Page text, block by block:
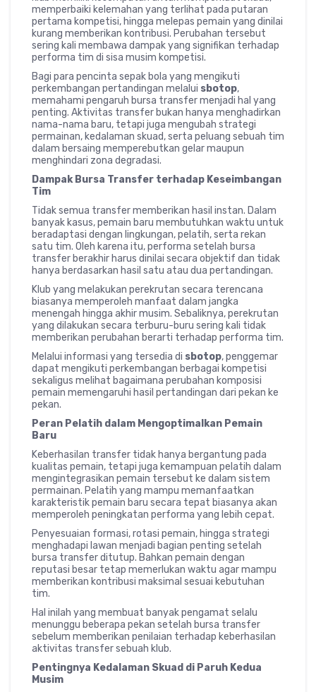
memperbaiki kelemahan yang terlihat pada putaran
pertama kompetisi, hingga melepas pemain yang dinilai
kurang memberikan kontribusi. Perubahan tersebut
sering kali membawa dampak yang signifikan terhadap
performa tim di sisa musim kompetisi.
Bagi para pencinta sepak bola yang mengikuti
perkembangan pertandingan melalui sbotop,
memahami pengaruh bursa transfer menjadi hal yang
penting. Aktivitas transfer bukan hanya menghadirkan
nama-nama baru, tetapi juga mengubah strategi
permainan, kedalaman skuad, serta peluang sebuah tim
dalam bersaing memperebutkan gelar maupun
menghindari zona degradasi.
Dampak Bursa Transfer terhadap Keseimbangan
Tim
Tidak semua transfer memberikan hasil instan. Dalam
banyak kasus, pemain baru membutuhkan waktu untuk
beradaptasi dengan lingkungan, pelatih, serta rekan
satu tim. Oleh karena itu, performa setelah bursa
transfer berakhir harus dinilai secara objektif dan tidak
hanya berdasarkan hasil satu atau dua pertandingan.
Klub yang melakukan perekrutan secara terencana
biasanya memperoleh manfaat dalam jangka
menengah hingga akhir musim. Sebaliknya, perekrutan
yang dilakukan secara terburu-buru sering kali tidak
memberikan perubahan berarti terhadap performa tim.
Melalui informasi yang tersedia di sbotop, penggemar
dapat mengikuti perkembangan berbagai kompetisi
sekaligus melihat bagaimana perubahan komposisi
pemain memengaruhi hasil pertandingan dari pekan ke
pekan.
Peran Pelatih dalam Mengoptimalkan Pemain
Baru
Keberhasilan transfer tidak hanya bergantung pada
kualitas pemain, tetapi juga kemampuan pelatih dalam
mengintegrasikan pemain tersebut ke dalam sistem
permainan. Pelatih yang mampu memanfaatkan
karakteristik pemain baru secara tepat biasanya akan
memperoleh peningkatan performa yang lebih cepat.
Penyesuaian formasi, rotasi pemain, hingga strategi
menghadapi lawan menjadi bagian penting setelah
bursa transfer ditutup. Bahkan pemain dengan
reputasi besar tetap memerlukan waktu agar mampu
memberikan kontribusi maksimal sesuai kebutuhan
tim.
Hal inilah yang membuat banyak pengamat selalu
menunggu beberapa pekan setelah bursa transfer
sebelum memberikan penilaian terhadap keberhasilan
aktivitas transfer sebuah klub.
Pentingnya Kedalaman Skuad di Paruh Kedua
Musim